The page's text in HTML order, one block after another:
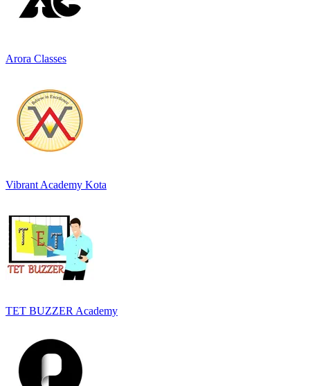
Arora Classes
Vibrant Academy Kota
TET BUZZER Academy